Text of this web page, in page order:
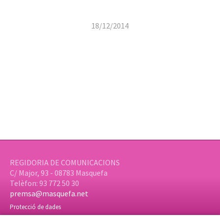
18/12/2014
REGIDORIA DE COMUNICACIONS
C/ Major, 93 - 08783 Masquefa
Telèfon: 93 772 50 30
premsa@masquefa.net
Protecció de dades